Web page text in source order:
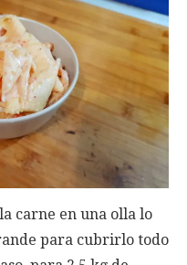
carne en una olla lo
para cubrirlo todo